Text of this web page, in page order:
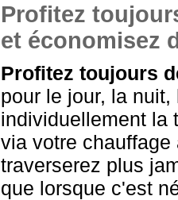
Profitez
et économisez
Profitez toujours
pour le jour, la
individuellement la
via votre
traverserez plus
que lorsque c'est